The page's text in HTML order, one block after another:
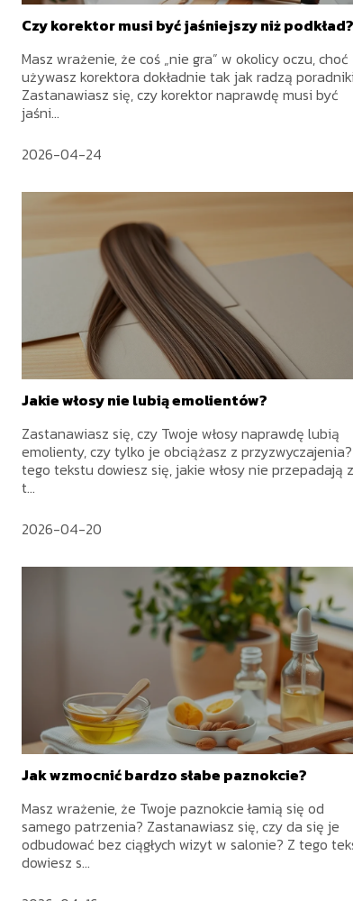
Czy korektor musi być jaśniejszy niż
Masz wrażenie, że coś „nie gra” w okolicy oczu, choć
używasz korektora dokładnie tak jak radzą
Zastanawiasz się, czy korektor naprawdę musi być
jaśni...
2026-04-24
Jakie włosy nie lubią emolientów?
Zastanawiasz się, czy Twoje włosy naprawdę lubią
emolienty, czy tylko je obciążasz z
tego tekstu dowiesz się, jakie włosy nie przepadają
t...
2026-04-20
Jak wzmocnić bardzo słabe paznokcie?
Masz wrażenie, że Twoje paznokcie łamią się od
samego patrzenia? Zastanawiasz się, czy da się je
odbudować bez ciągłych wizyt w salonie? Z tego
dowiesz s...